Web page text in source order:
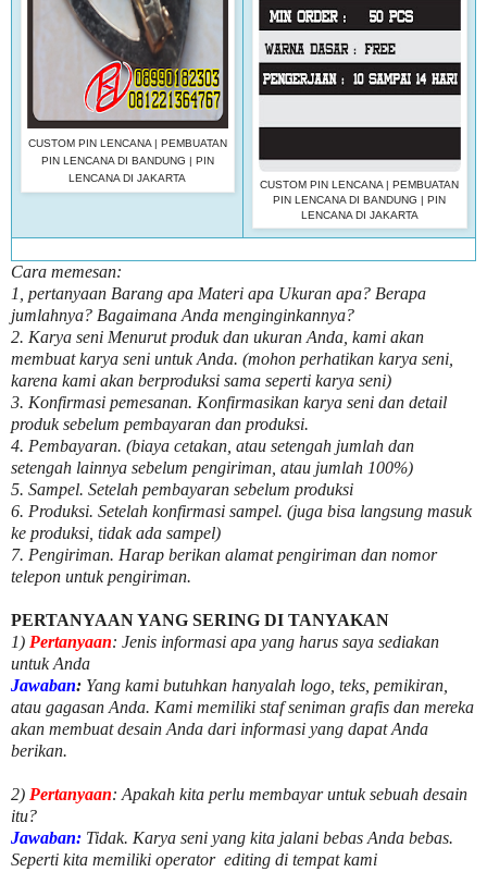
CUSTOM PIN LENCANA | PEMBUATAN
PIN LENCANA DI BANDUNG | PIN
LENCANA DI JAKARTA
CUSTOM PIN LENCANA | PEMBUATAN
PIN LENCANA DI BANDUNG | PIN
LENCANA DI JAKARTA
Cara memesan:
1, pertanyaan Barang apa Materi apa Ukuran apa? Berapa
jumlahnya? Bagaimana Anda menginginkannya?
2. Karya seni Menurut produk dan ukuran Anda, kami akan
membuat karya seni untuk Anda. (mohon perhatikan karya seni,
karena kami akan berproduksi sama seperti karya seni)
3. Konfirmasi pemesanan. Konfirmasikan karya seni dan detail
produk sebelum pembayaran dan produksi.
4. Pembayaran. (biaya cetakan, atau setengah jumlah dan
setengah lainnya sebelum pengiriman, atau jumlah 100%)
5. Sampel. Setelah pembayaran sebelum produksi
6. Produksi. Setelah konfirmasi sampel. (juga bisa langsung masuk
ke produksi, tidak ada sampel)
7. Pengiriman. Harap berikan alamat pengiriman dan nomor
telepon untuk pengiriman.
PERTANYAAN YANG SERING DI TANYAKAN
1) Pertanyaan: Jenis informasi apa yang harus saya sediakan
untuk Anda
Jawaban: Yang kami butuhkan hanyalah logo, teks, pemikiran,
atau gagasan Anda. Kami memiliki staf seniman grafis dan mereka
akan membuat desain Anda dari informasi yang dapat Anda
berikan.
2) Pertanyaan: Apakah kita perlu membayar untuksebuah desain
itu?
Jawaban: Tidak. Karya seni yang kita jalani bebas Anda bebas.
Seperti kita memiliki operator editing di tempat kami